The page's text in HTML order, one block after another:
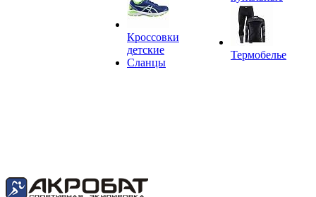
Кроссовки
детские
Сланцы
Термобелье